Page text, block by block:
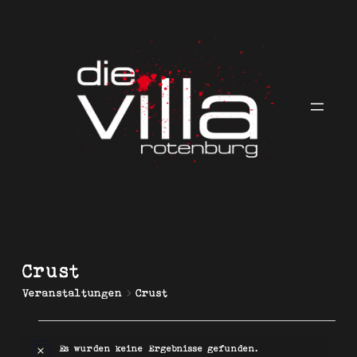
Crust
Veranstaltungen Crust
HinweisEs wurden keine Ergebnisse gefunden.